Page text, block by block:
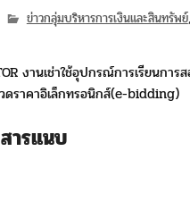
ข่าวกลุ่มบริหารการเงินและสินทรัพย์,
งานเช่าใช้อุปกรณ์การเรียนกา
ดราคาอิเล็กทรอนิกส์(e-bidding)
ารแนบ